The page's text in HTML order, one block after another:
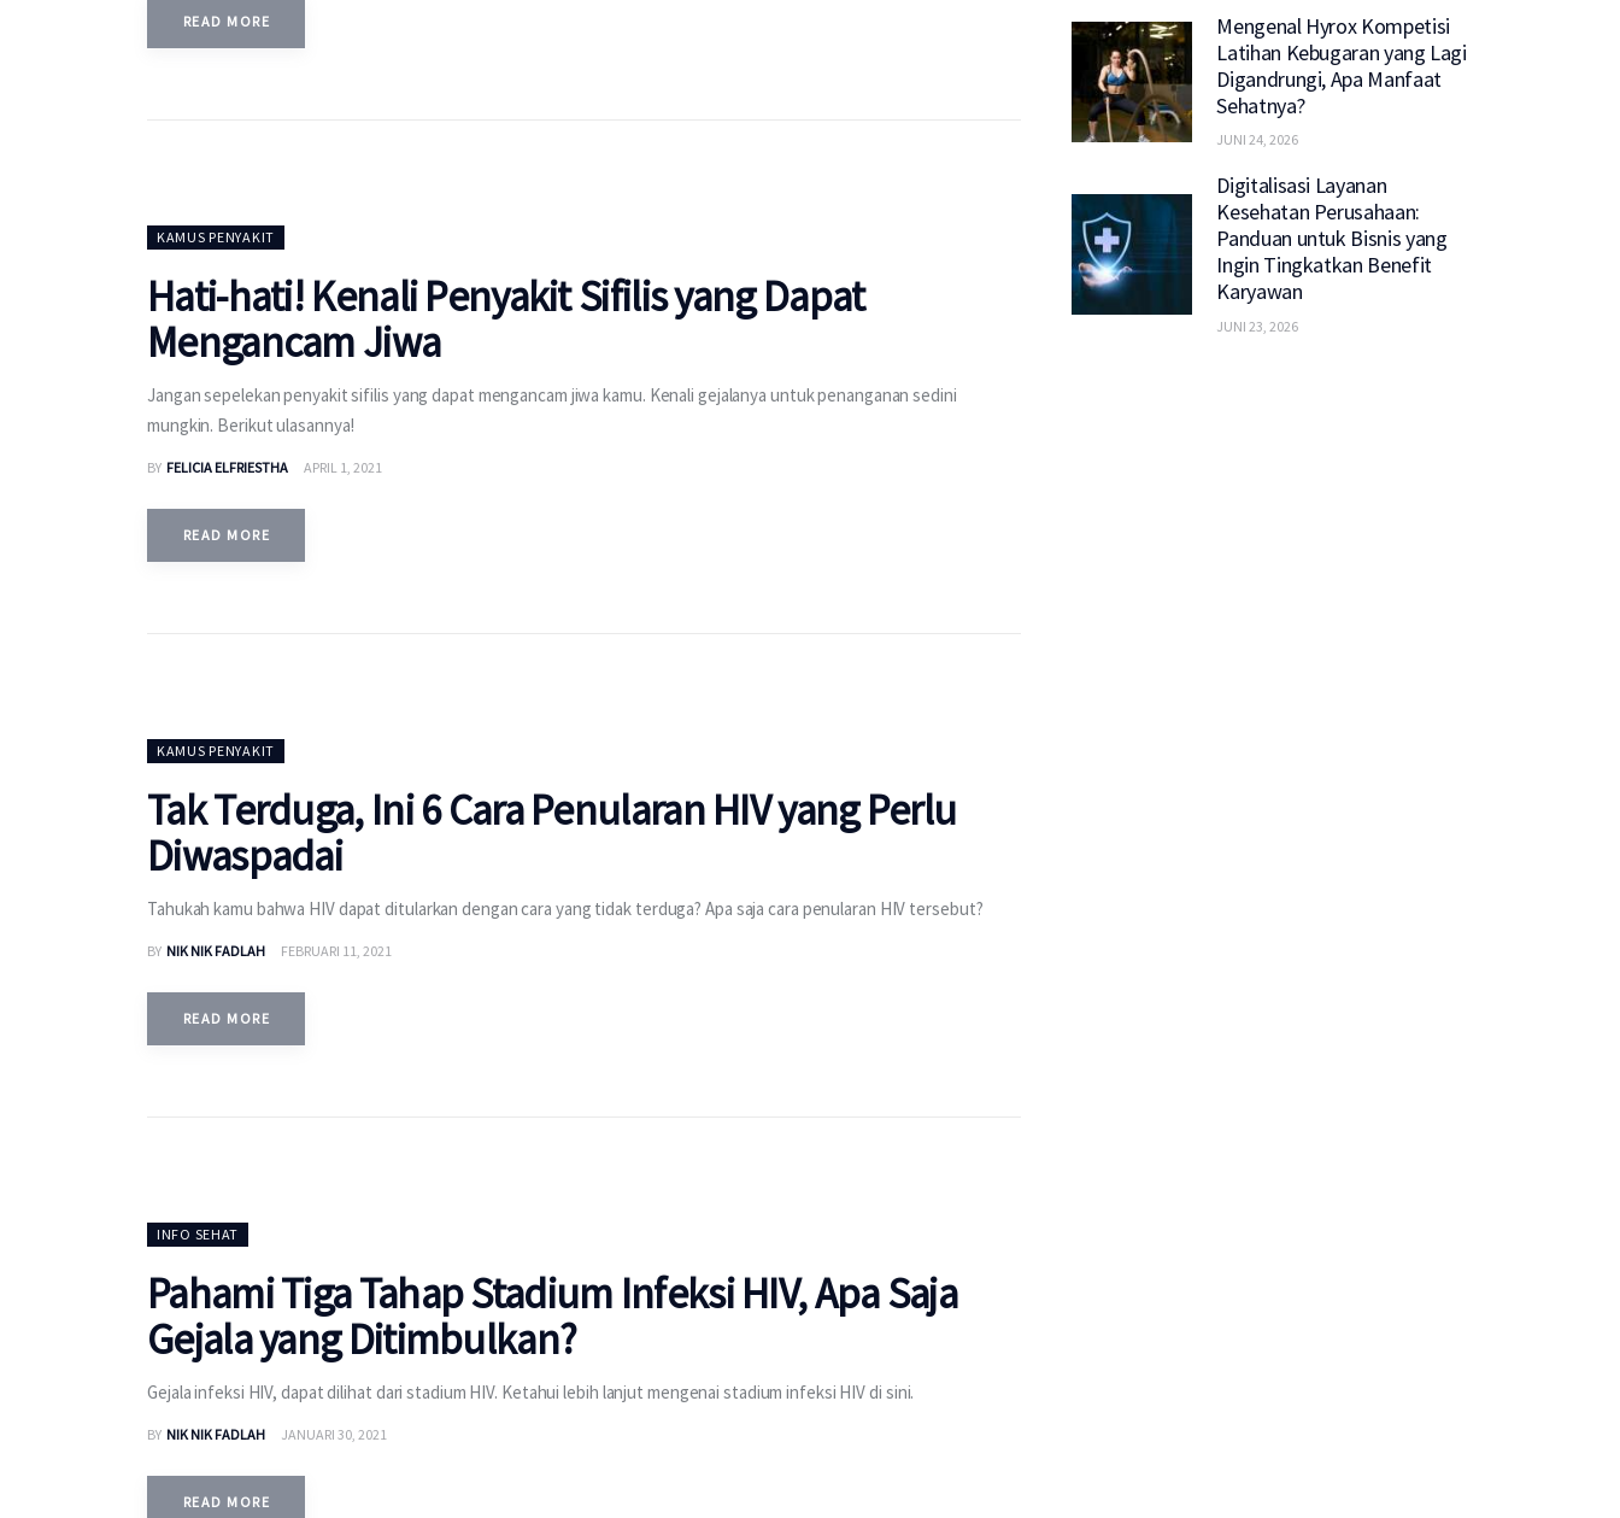
READ MORE
KAMUS PENYAKIT
Hati-hati! Kenali Penyakit Sifilis yang Dapat
Mengancam Jiwa
Jangan sepelekan penyakit sifilis yang dapat mengancam jiwa kamu. Kenali gejalanya untuk penanganan sedini
mungkin. Berikut ulasannya!
BY FELICIA ELFRIESTHA APRIL 1, 2021
READ MORE
KAMUS PENYAKIT
Tak Terduga, Ini 6 Cara Penularan HIV yang Perlu
Diwaspadai
Tahukah kamu bahwa HIV dapat ditularkan dengan cara yang tidak terduga? Apa saja cara penularan HIV tersebut?
BY NIK NIK FADLAH FEBRUARI 11, 2021
READ MORE
INFO SEHAT
Pahami Tiga Tahap Stadium Infeksi HIV, Apa Saja
Gejala yang Ditimbulkan?
Gejala infeksi HIV, dapat dilihat dari stadium HIV. Ketahui lebih lanjut mengenai stadium infeksi HIV di sini.
BY NIK NIK FADLAH JANUARI 30, 2021
READ MORE
Mengenal Hyrox Kompetisi
Latihan Kebugaran yang Lagi
Digandrungi, Apa Manfaat
Sehatnya?
JUNI 24, 2026
Digitalisasi Layanan
Kesehatan Perusahaan:
Panduan untuk Bisnis yang
Ingin Tingkatkan Benefit
Karyawan
JUNI 23, 2026